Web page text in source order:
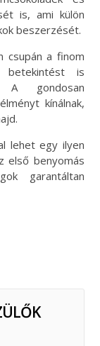
is, ami külön
beszerzését.
csupán a finom
betekintést is
A gondosan
kínálnak,
lehet egy ilyen
első benyomás
garantáltan